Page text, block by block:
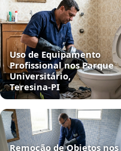
Uso de Equipamento
Profissional nos Parque
Universitário,
Teresina‑PI
Remoção de Objetos nos